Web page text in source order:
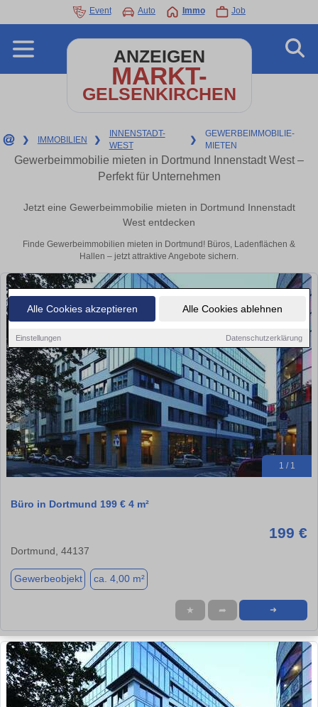
Alle Cookies akzeptieren Alle Cookies ablehnen
Einstellungen Datenschutzerklärung
Event Auto Immo Job
ANZEIGEN
MARKT-
GELSENKIRCHEN
❯ IMMOBILIEN ❯
INNENSTADT-
WEST
❯
GEWERBEIMMOBILIE-
MIETEN
Gewerbeimmobilie mieten in Dortmund Innenstadt West –
Perfekt für Unternehmen
Jetzt eine Gewerbeimmobilie mieten in Dortmund Innenstadt
West entdecken
Finde Gewerbeimmobilien mieten in Dortmund! Büros, Ladenflächen &
Hallen – jetzt attraktive Angebote sichern.
1 / 1
Büro in Dortmund 199 € 4 m²
199 €
Dortmund, 44137
Gewerbeobjekt ca. 4,00 m²
★ ➦ ➜